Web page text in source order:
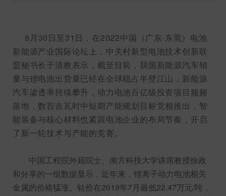
8月30日至31日，在2022中国（广东·东莞）电池
新能源产业国际论坛上，中关村新型电池技术创新联
盟秘书长于清教表示，截至目前，我国新能源汽车销
量与锂电池出货量已经在全球稳占半壁江山，新能源
汽车渗透率持续攀升，动力电池百亿级投资项目频频
落地，数百吉瓦时中短期产能规划目标竞相推出，智
能装备与核心材料也紧跟电池企业的布局节奏，开启
了新一轮技术与产能的竞赛。
中国工程院外籍院士、南方科技大学讲席教授徐政
和分享的一组数据显示，近年来，锂离子动力电池相关
金属的价格猛涨。钴价在2019年7月最低22.47万元/吨，